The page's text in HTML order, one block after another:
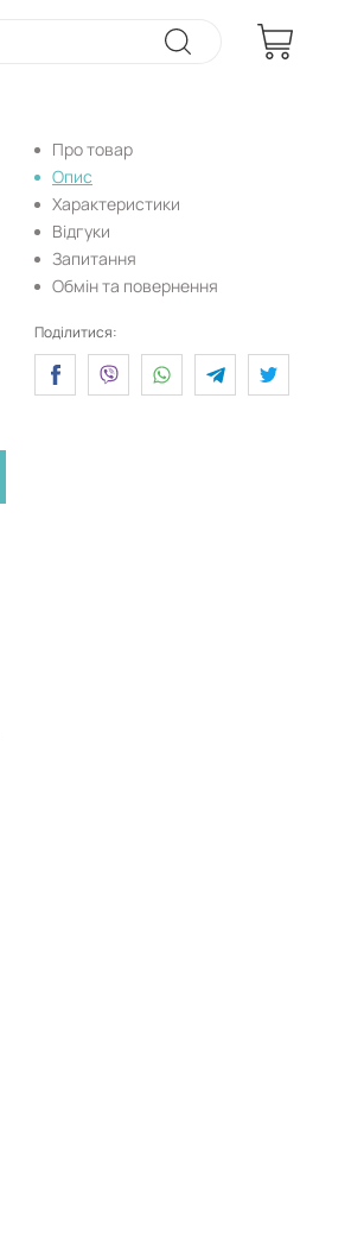
Про товар
Опис
Характеристики
Відгуки
Запитання
Обмін та повернення
Поділитися: